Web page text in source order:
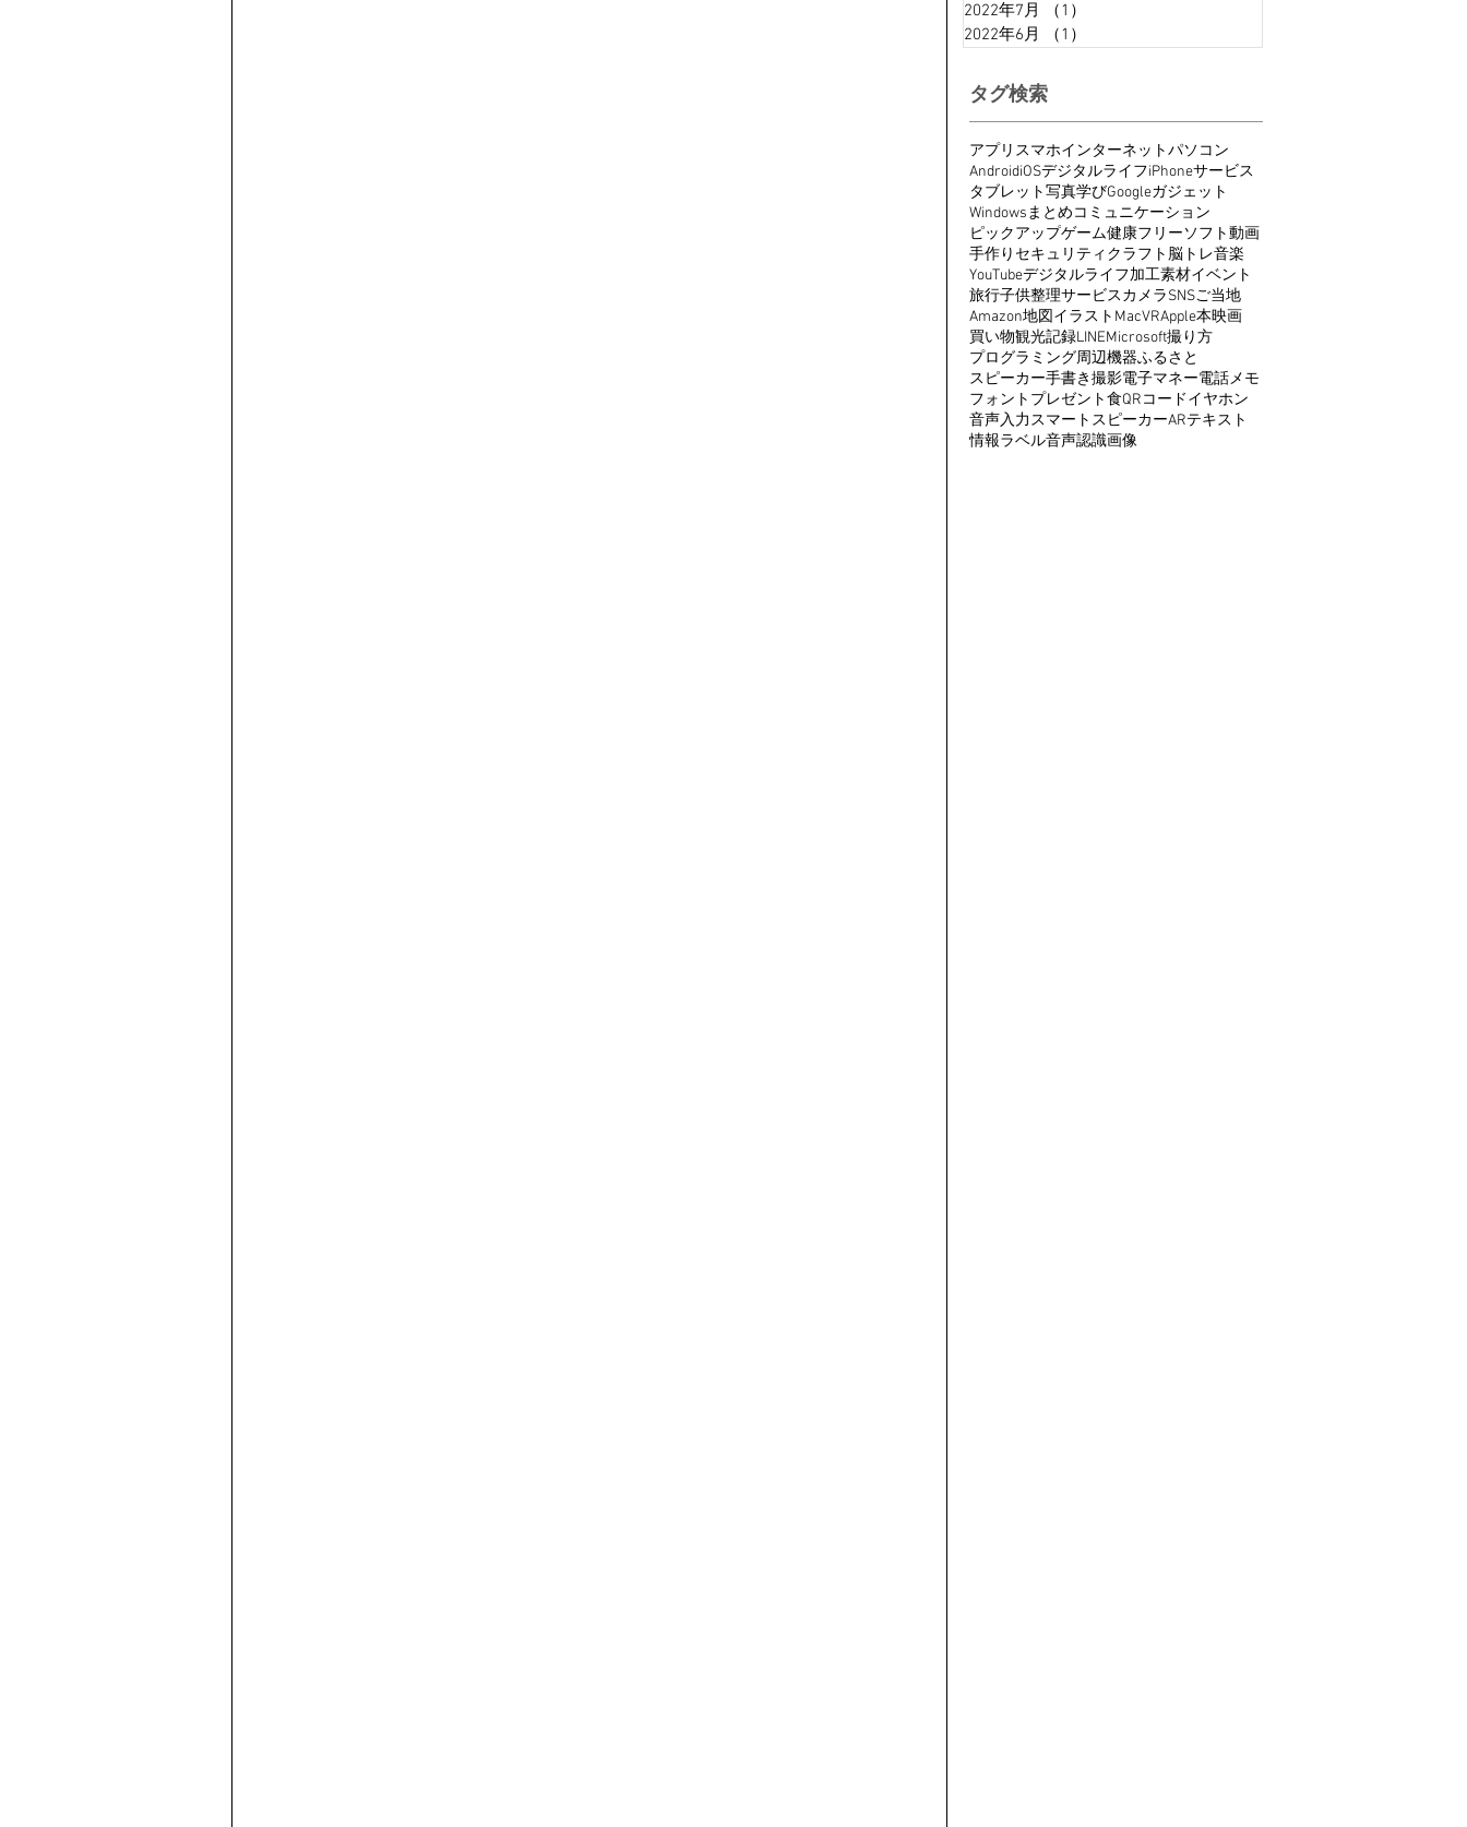
2022年7月
（1）
2022年6月
（1）
タグ検索
アプリ スマホインターネットパソコン
AndroidiOSデジタルライフiPhoneサービス
タブレット写真学びGoogleガジェット
Windowsまとめコミュニケーション
ピックアップゲーム健康フリーソフト動画
手作り セキュリティ クラフト脳トレ音楽
YouTubeデジタルライフ加工素材イベント
旅行子供整理サービスカメラSNSご当地
Amazon地図イラスト MacVRApple本映画
買い物観光記録LINEMicrosoft撮り方
プログラミング周辺機器ふるさと
スピーカー手書き撮影電子マネー電話メモ
フォント プレゼント食QRコードイヤホン
音声入力スマートスピーカーARテキスト
情報ラベル音声認識画像